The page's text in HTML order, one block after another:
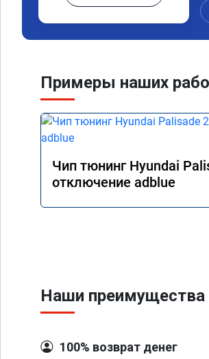
Примеры наших
Чип тюнинг Hyundai
отключение adblue
Наши преимущества
100% возврат денег